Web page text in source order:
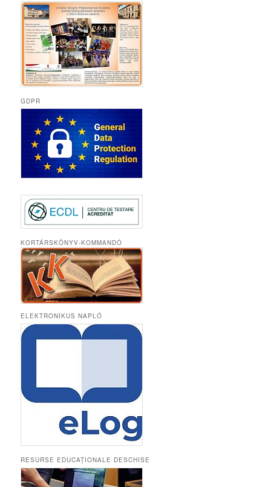
GDPR
KORTÁRSKÖNYV-KOMMANDÓ
ELEKTRONIKUS NAPLÓ
RESURSE EDUCAȚIONALE DESCHISE